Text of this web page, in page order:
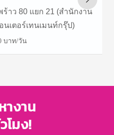
าว 80 แยก 21 (สำนักงาน
นเตอร์เทนเมนท์กรุ๊ป)
บาท/วัน
งาน
โมง!